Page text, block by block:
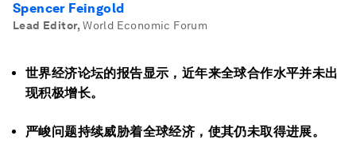
Spencer Feingold
Lead Editor, World Economic Forum
世界经济论坛的报告显示，近年来全球合作水平并未出
现积极增长。
严峻问题持续威胁着全球经济，使其仍未取得进展。